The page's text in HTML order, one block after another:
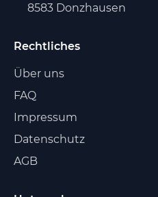
8583 Donzhausen
Rechtliches
Über uns
FAQ
Impressum
Datenschutz
AGB